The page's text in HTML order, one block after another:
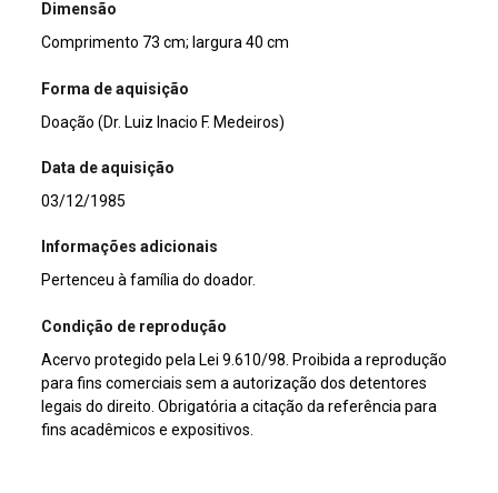
Dimensão
Comprimento 73 cm; largura 40 cm
Forma de aquisição
Doação (Dr. Luiz Inacio F. Medeiros)
Data de aquisição
03/12/1985
Informações adicionais
Pertenceu à família do doador.
Condição de reprodução
Acervo protegido pela Lei 9.610/98. Proibida a reprodução
para fins comerciais sem a autorização dos detentores
legais do direito. Obrigatória a citação da referência para
fins acadêmicos e expositivos.